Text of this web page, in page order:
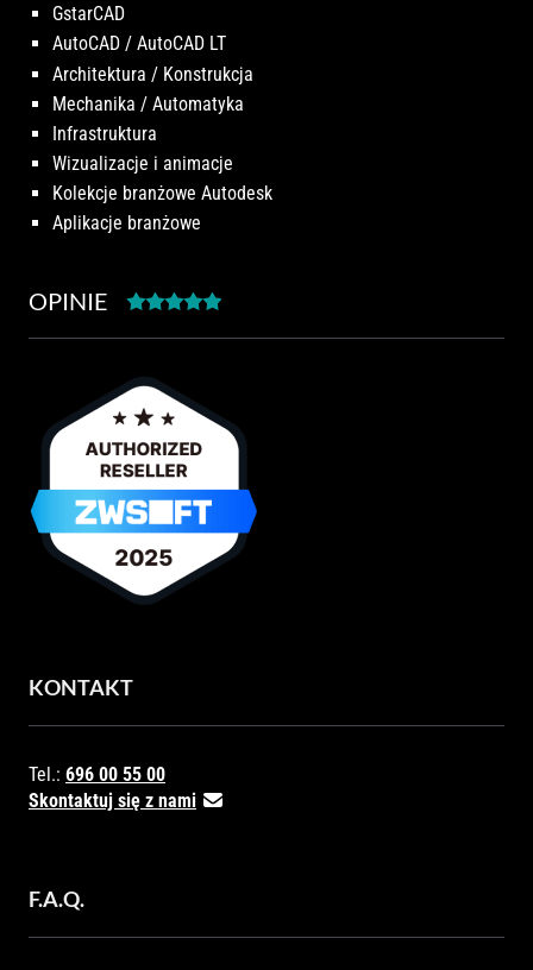
GstarCAD
AutoCAD / AutoCAD LT
Architektura / Konstrukcja
Mechanika / Automatyka
Infrastruktura
Wizualizacje i animacje
Kolekcje branżowe Autodesk
Aplikacje branżowe
OPINIE
KONTAKT
Tel.: 696 00 55 00
Skontaktuj się z nami
F.A.Q.